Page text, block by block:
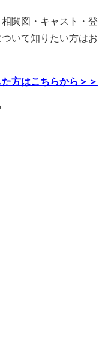
関図・キャスト・登
いて知りたい方はお
方はこちらから＞＞